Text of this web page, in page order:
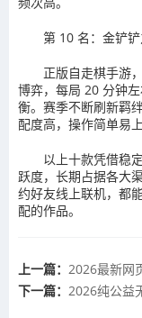
第 10 名：金铲
正版自走棋手游
博弈，每局 20 分钟
衡。赛季不断刷新羁
配度高，操作简单易
以上十款凭借稳
跃度，长期占据各大
约好友线上联机，都
配的作品。
上一篇： 2026最新网
下一篇： 2026纯公益